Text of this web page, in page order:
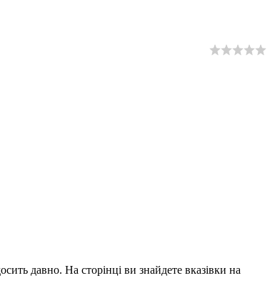
давно. На сторінці ви знайдете вказівки на